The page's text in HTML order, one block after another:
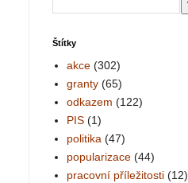
Štítky
akce (302)
granty (65)
odkazem (122)
PIS (1)
politika (47)
popularizace (44)
pracovní příležitosti (12)